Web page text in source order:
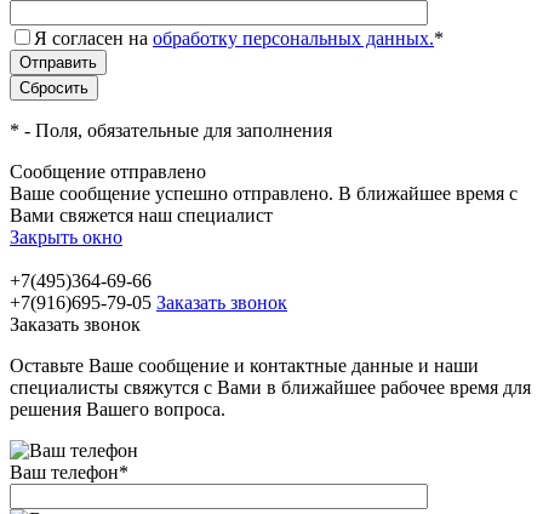
Я согласен на обработку персональных данных.*
* - Поля, обязательные для заполнения
Сообщение отправлено
Ваше сообщение успешно отправлено. В ближайшее время с
Вами свяжется наш специалист
Закрыть окно
+7(495)364-69-66
+7(916)695-79-05 Заказать звонок
Заказать звонок
Оставьте Ваше сообщение и контактные данные и наши
специалисты свяжутся с Вами в ближайшее рабочее время для
решения Вашего вопроса.
Ваш телефон*